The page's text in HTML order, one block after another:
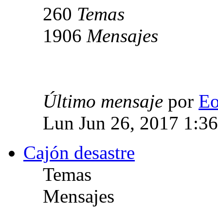
260 Temas
1906 Mensajes
Último mensaje por
Lun Jun 26, 2017
Cajón desastre
Temas
Mensajes